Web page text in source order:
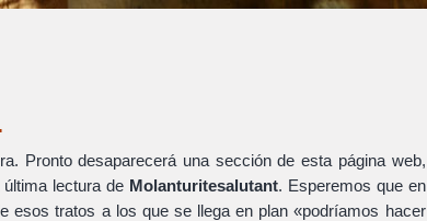
Pronto desaparecerá una sección de esta página web,
lectura de Molanturitesalutant. Esperemos que en
esos tratos a los que se llega en plan «podríamos hacer